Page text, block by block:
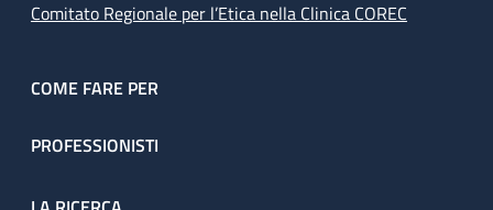
Comitato Regionale per l’Etica nella Clinica COREC
COME FARE PER
PROFESSIONISTI